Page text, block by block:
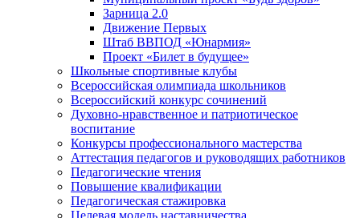
Зарница 2.0
Движение Первых
Штаб ВВПОД «Юнармия»
Проект «Билет в будущее»
Школьные спортивные клубы
Всероссийская олимпиада школьников
Всероссийский конкурс сочинений
Духовно-нравственное и патриотическое
воспитание
Конкурсы профессионального мастерства
Аттестация педагогов и руководящих работников
Педагогические чтения
Повышение квалификации
Педагогическая стажировка
Целевая модель наставничества